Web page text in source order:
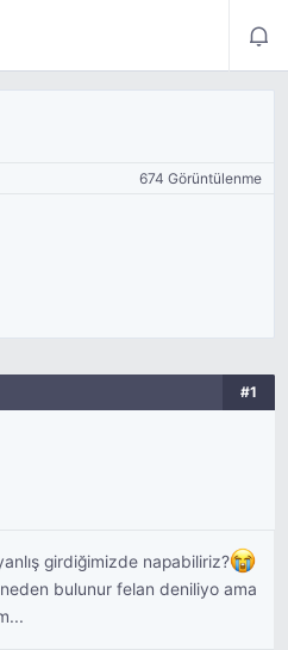
674 Görüntülenme
#1
girdiğimizde napabiliriz?
bulunur felan deniliyo ama